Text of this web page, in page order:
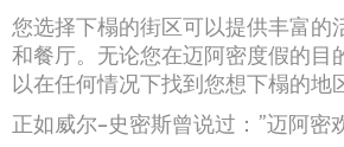
您选择下榻的街区可以提供丰富的
和餐厅。无论您在迈阿密度假的目
以在任何情况下找到您想下榻的地
正如威尔-史密斯曾说过：”迈阿密